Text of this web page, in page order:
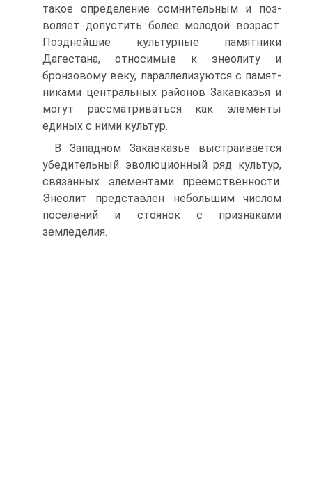
такое определение сомнительным и поз­
воляет допустить более молодой возраст.
Позднейшие культурные памятники
Дагестана, относимые к энеолиту и
бронзовому веку, параллелизуются с памят­
никами центральных районов Закавказья и
могут рассматриваться как элемен­ты
единых с ними культур.
В Западном Закавказье выстраивается
убедительный эволюционный ряд культур,
связанных элементами преемственности.
Энеолит представлен неболь­шим числом
поселений и стоянок с признаками
земледелия.